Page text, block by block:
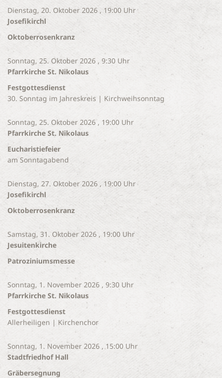
Dienstag, 20. Oktober 2026 , 19:00 Uhr
Josefikirchl
Oktoberrosenkranz
Sonntag, 25. Oktober 2026 , 9:30 Uhr
Pfarrkirche St. Nikolaus
Festgottesdienst
30. Sonntag im Jahreskreis | Kirchweihsonntag
Sonntag, 25. Oktober 2026 , 19:00 Uhr
Pfarrkirche St. Nikolaus
Eucharistiefeier
am Sonntagabend
Dienstag, 27. Oktober 2026 , 19:00 Uhr
Josefikirchl
Oktoberrosenkranz
Samstag, 31. Oktober 2026 , 19:00 Uhr
Jesuitenkirche
Patroziniumsmesse
Sonntag, 1. November 2026 , 9:30 Uhr
Pfarrkirche St. Nikolaus
Festgottesdienst
Allerheiligen | Kirchenchor
Sonntag, 1. November 2026 , 15:00 Uhr
Stadtfriedhof Hall
Gräbersegnung